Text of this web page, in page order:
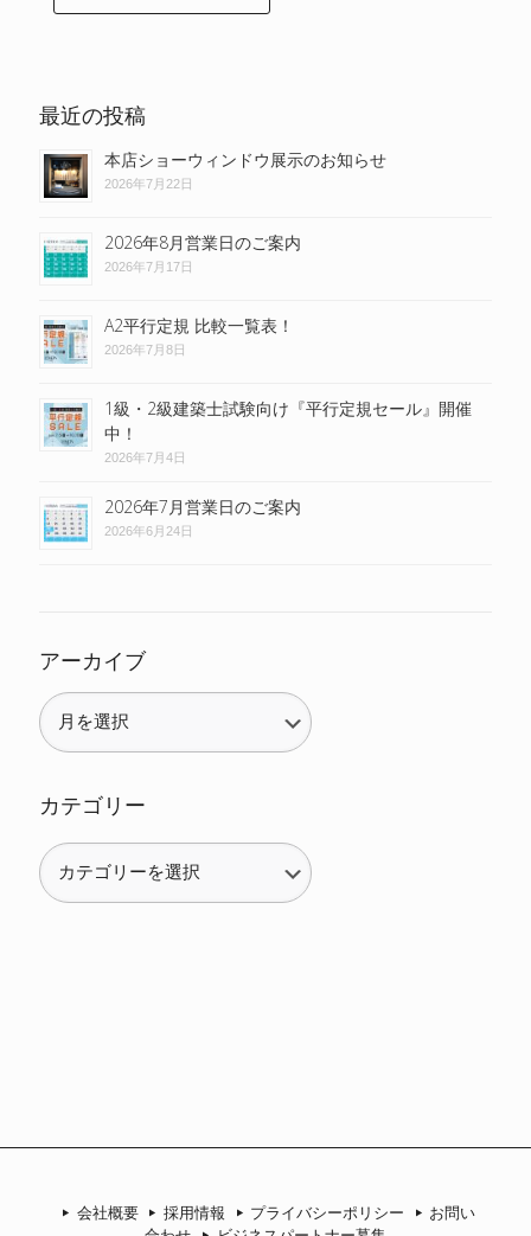
最近の投稿
本店ショーウィンドウ展示のお知らせ
2026年7月22日
2026年8月営業日のご案内
2026年7月17日
A2平行定規 比較一覧表！
2026年7月8日
1級・2級建築士試験向け『平行定規セール』開催
中！
2026年7月4日
2026年7月営業日のご案内
2026年6月24日
アーカイブ
カテゴリー
カ
テ
ゴ
会社概要 採用情報 プライバシーポリシー
お問い